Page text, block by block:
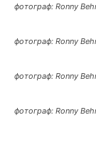
фотограф: Ronny
фотограф: Ronny
фотограф: Ronny
фотограф: Ronny